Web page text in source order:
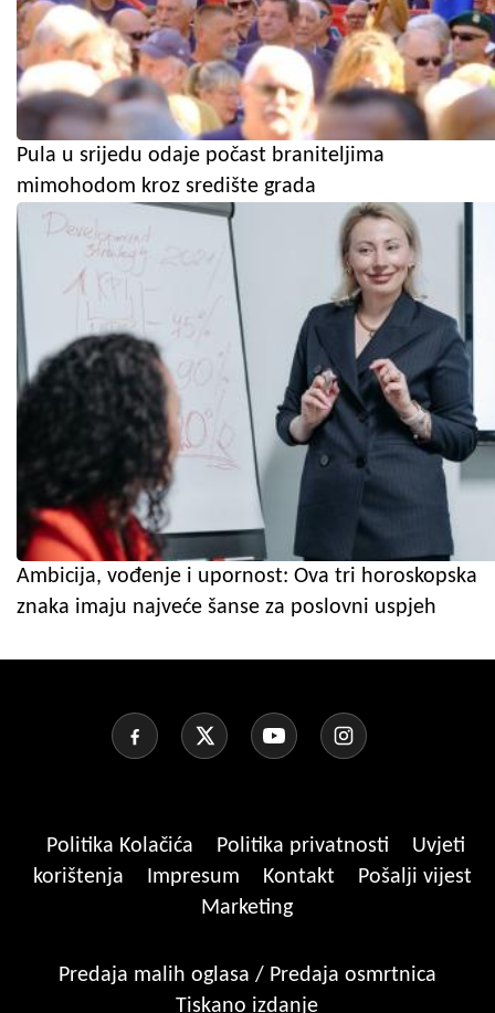
Pula u srijedu odaje počast braniteljima
mimohodom kroz središte grada
Ambicija, vođenje i upornost: Ova tri horoskopska
znaka imaju najveće šanse za poslovni uspjeh
Politika Kolačića Politika privatnosti
Uvjeti
korištenja
Impresum Kontakt
Pošalji vijest
Marketing
Predaja malih oglasa / Predaja osmrtnica
Tiskano izdanje